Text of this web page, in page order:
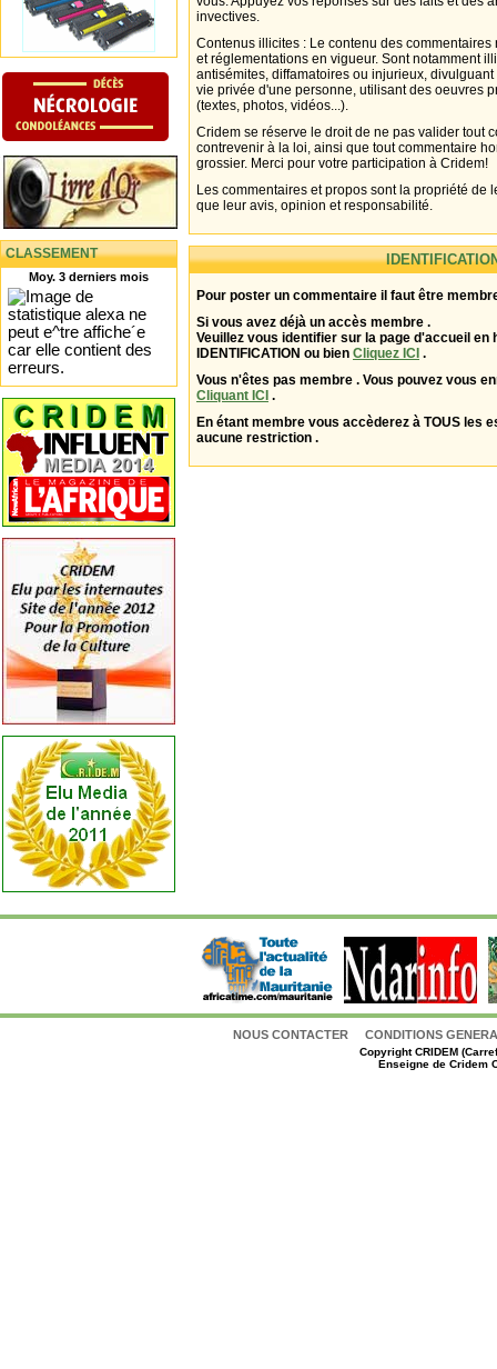
CLASSEMENT
Moy. 3 derniers mois
invectives.
Contenus illicites : Le contenu des
et réglementations en vigueur. Sont notamment
antisémites, diffamatoires ou injurieux,
vie privée d'une personne, utilisant des oeuvres
(textes, photos, vidéos...).
Cridem se réserve le droit de ne pas valider tout
contrevenir à la loi, ainsi que tout commentaire
grossier. Merci pour votre participation à Cridem!
Les commentaires et propos sont la propriété de
que leur avis, opinion et responsabilité.
Pour poster un commentaire il faut être
Si vous avez déjà un accès membre .
Veuillez vous identifier sur la page d'accueil en
IDENTIFICATION ou bien Cliquez ICI .
Vous n'êtes pas membre . Vous pouvez vous
Cliquant ICI .
En étant membre vous accèderez à TOUS les
aucune restriction .
NOUS CONTACTER CONDITIONS
CopyrightCRIDEM
Enseigne de Cridem